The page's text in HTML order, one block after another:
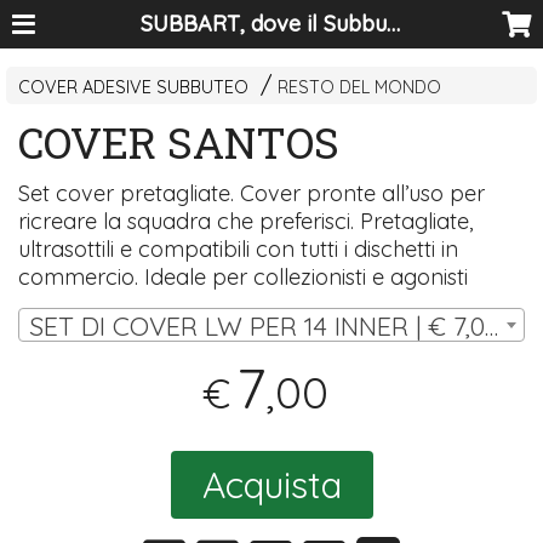
SUBBART, dove il Subbuteo diventa arte
COVER ADESIVE SUBBUTEO RESTO DEL MONDO
COVER SANTOS
Set cover pretagliate. Cover pronte all’uso per
ricreare la squadra che preferisci. Pretagliate,
ultrasottili e compatibili con tutti i dischetti in
commercio. Ideale per collezionisti e agonisti
SET DI COVER LW PER 14 INNER | € 7,00
€ 7,00
Acquista